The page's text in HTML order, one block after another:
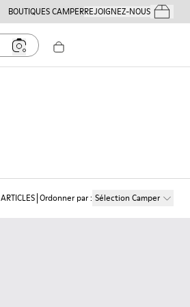
BOUTIQUES CAMPERREJOIGNEZ-NOUSMes
ARTICLES Ordonner par: Sélection Camper